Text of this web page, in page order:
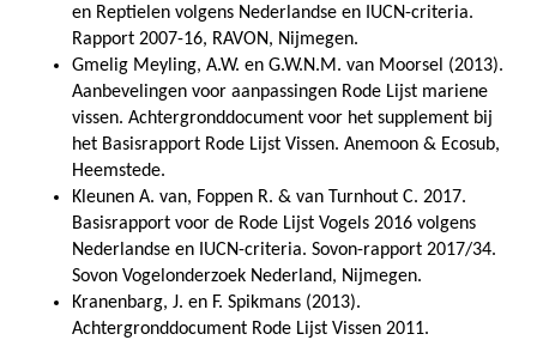
en Reptielen volgens Nederlandse en IUCN-criteria.
Rapport 2007-16, RAVON, Nijmegen.
Gmelig Meyling, A.W. en G.W.N.M. van Moorsel (2013).
Aanbevelingen voor aanpassingen Rode Lijst mariene
vissen. Achtergronddocument voor het supplement bij
het Basisrapport Rode Lijst Vissen. Anemoon & Ecosub,
Heemstede.
Kleunen A. van, Foppen R. & van Turnhout C. 2017.
Basisrapport voor de Rode Lijst Vogels 2016 volgens
Nederlandse en IUCN-criteria. Sovon-rapport 2017/34.
Sovon Vogelonderzoek Nederland, Nijmegen.
Kranenbarg, J. en F. Spikmans (2013).
Achtergronddocument Rode Lijst Vissen 2011.